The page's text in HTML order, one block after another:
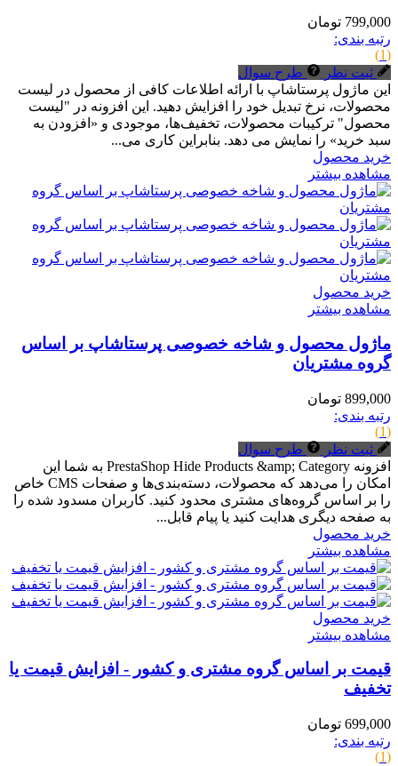
799,000 تومان
رتبه بندی:
(1)
ثبت نظر
طرح سوال
این ماژول پرستاشاپ با ارائه اطلاعات کافی از محصول در لیست
محصولات، نرخ تبدیل خود را افزایش دهید. این افزونه در "لیست
محصول" ترکیبات محصولات، تخفیف‌ها، موجودی و «افزودن به
سبد خرید» را نمایش می دهد. بنابراین کاری می...
خرید محصول
مشاهده بیشتر
خرید محصول
مشاهده بیشتر
ماژول محصول و شاخه خصوصی پرستاشاپ بر اساس
گروه‌ مشتریان
899,000 تومان
رتبه بندی:
(1)
ثبت نظر
طرح سوال
افزونه PrestaShop Hide Products &amp; Category به شما این
امکان را می‌دهد که محصولات، دسته‌بندی‌ها و صفحات CMS خاص
را بر اساس گروه‌های مشتری محدود کنید. کاربران مسدود شده را
به صفحه دیگری هدایت کنید یا پیام قابل...
خرید محصول
مشاهده بیشتر
خرید محصول
مشاهده بیشتر
قیمت بر اساس گروه مشتری و کشور - افزایش قیمت یا
تخفیف
699,000 تومان
رتبه بندی:
(1)